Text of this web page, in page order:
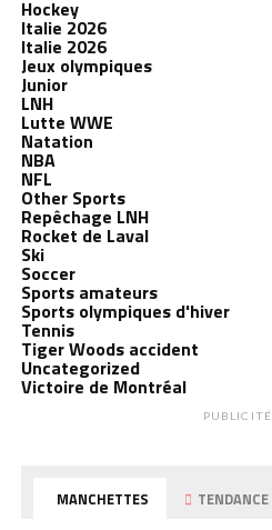
Hockey
Italie 2026
Italie 2026
Jeux olympiques
Junior
LNH
Lutte WWE
Natation
NBA
NFL
Other Sports
Repêchage LNH
Rocket de Laval
Ski
Soccer
Sports amateurs
Sports olympiques d'hiver
Tennis
Tiger Woods accident
Uncategorized
Victoire de Montréal
PUBLICITÉ
MANCHETTES TENDANCE